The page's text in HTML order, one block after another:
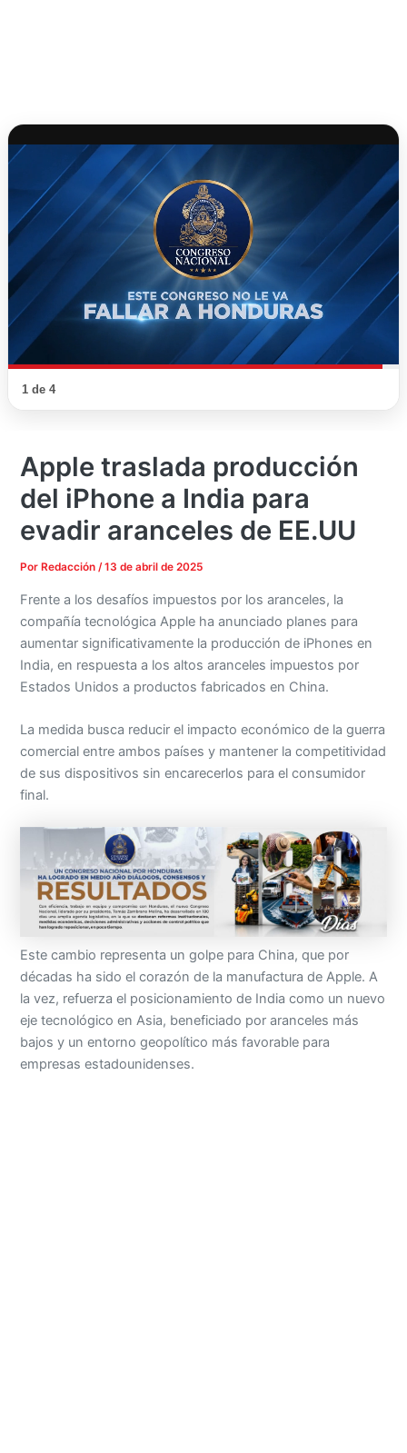
1 de 4
Apple traslada producción
del iPhone a India para
evadir aranceles de EE.UU
Por Redacción/13 de abril de 2025
Frente a los desafíos impuestos por los aranceles, la
compañía tecnológica Apple ha anunciado planes para
aumentar significativamente la producción de iPhones en
India, en respuesta a los altos aranceles impuestos por
Estados Unidos a productos fabricados en China.
La medida busca reducir el impacto económico de la guerra
comercial entre ambos países y mantener la competitividad
de sus dispositivos sin encarecerlos para el consumidor
final.
Este cambio representa un golpe para China, que por
décadas ha sido el corazón de la manufactura de Apple. A
la vez, refuerza el posicionamiento de India como un nuevo
eje tecnológico en Asia, beneficiado por aranceles más
bajos y un entorno geopolítico más favorable para
empresas estadounidenses.